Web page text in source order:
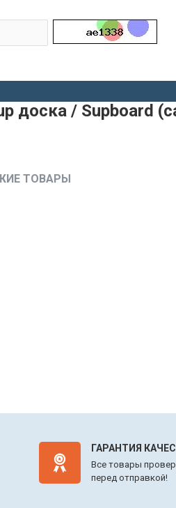
доска / Supboard
ТОВАРЫ
ГАРАНТИЯ
Все товары
перед отправкой!